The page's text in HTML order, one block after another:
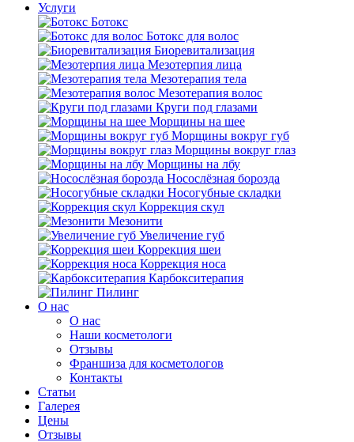
Услуги
Ботокс
Ботокс для волос
Биоревитализация
Мезотерпия лица
Мезотерапия тела
Мезотерапия волос
Круги под глазами
Морщины на шее
Морщины вокруг губ
Морщины вокруг глаз
Морщины на лбу
Носослёзная борозда
Носогубные складки
Коррекция скул
Мезонити
Увеличение губ
Коррекция шеи
Коррекция носа
Карбокситерапия
Пилинг
O нас
O нас
Наши косметологи
Отзывы
Франшиза для косметологов
Контакты
Статьи
Галерея
Цены
Отзывы